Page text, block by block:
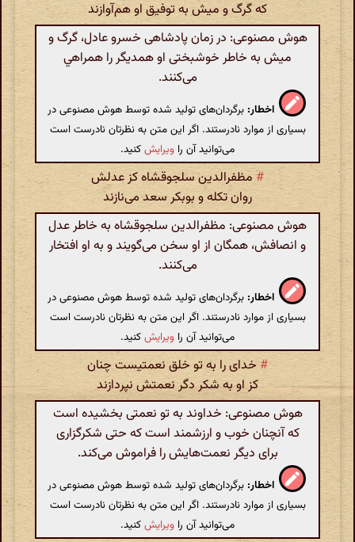
که گرگ و میش به توفیق او هم‌آوازند
هوش مصنوعی: در زمان پادشاهی خسرو عادل، گرگ و
میش به خاطر خوشبختی او همدیگر را همراهي
می‌کنند.
اخطار: برگردان‌های تولید شده توسط هوش مصنوعی در
بسیاری از موارد نادرستند. اگر این متن به نظرتان نادرست است
می‌توانید آن را ویرایشکنید.
# مظفرالدین سلجوقشاه کز عدلش
روان تکله و بوبکر سعد می‌نازند
هوش مصنوعی: مظفرالدین سلجوقشاه به خاطر عدل
و انصافش، همگان از او سخن می‌گویند و به او افتخار
می‌کنند.
اخطار: برگردان‌های تولید شده توسط هوش مصنوعی در
بسیاری از موارد نادرستند. اگر این متن به نظرتان نادرست است
می‌توانید آن را ویرایشکنید.
# خدای را به تو خلق نعمتیست چنان
کز او به شکر دگر نعمتش نپردازند
هوش مصنوعی: خداوند به تو نعمتی بخشیده است
که آنچنان خوب و ارزشمند است که حتی شکرگزاری
برای دیگر نعمت‌هایش را فراموش می‌کند.
اخطار: برگردان‌های تولید شده توسط هوش مصنوعی در
بسیاری از موارد نادرستند. اگر این متن به نظرتان نادرست است
می‌توانید آن را ویرایشکنید.